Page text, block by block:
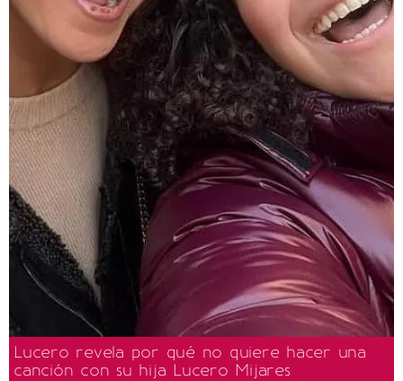
Lucero revela por qué no quiere hacer una
canción con su hija Lucero Mijares